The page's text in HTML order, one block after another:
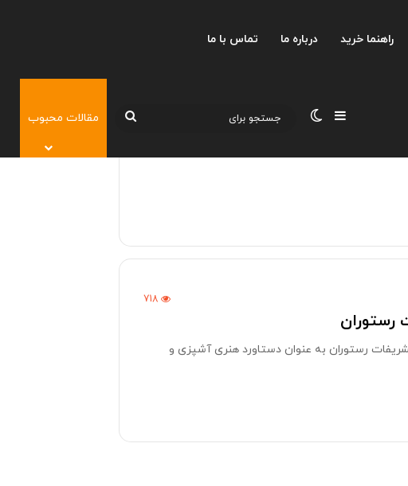
راهنما خرید درباره ما تماس با ما
نوارکناریتغییر پوسته
جستجومقالات محبوب
718
رستوران
رستوران به عنوان دستاورد هنری آشپزی و